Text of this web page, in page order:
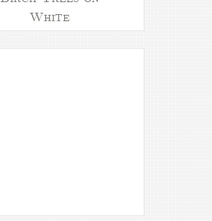
White